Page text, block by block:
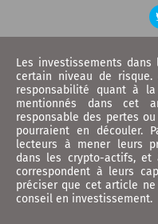
Les investissements
certain niveau de
responsabilité quant à
mentionnés dans cet
responsable des pertes
pourraient en découler.
lecteurs à mener leurs
dans les crypto-actifs, et
correspondent à leurs
préciser que cet article
conseil en investissement.